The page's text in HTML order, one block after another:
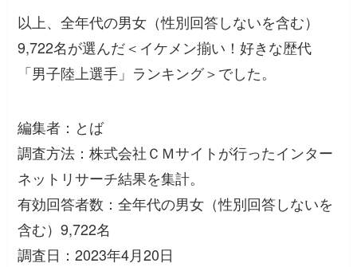
以上、全年代の男女（性別回答しないを含む）
9,722名が選んだ＜イケメン揃い！好きな歴代
「男子陸上選手」ランキング＞でした。
編集者：とば
調査方法：株式会社ＣＭサイトが行ったインター
ネットリサーチ結果を集計。
有効回答者数：全年代の男女（性別回答しないを
含む）9,722名
調査日：2023年4月20日